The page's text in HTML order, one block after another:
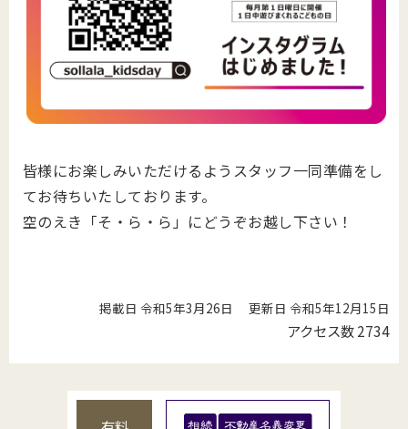
皆様にお楽しみいただけるようスタッフ一同準備をし
てお待ちいたしております。
空のえき「そ・ら・ら」にどうぞお越し下さい！
掲載日 令和5年3月26日 更新日 令和5年12月15日
アクセス数2734